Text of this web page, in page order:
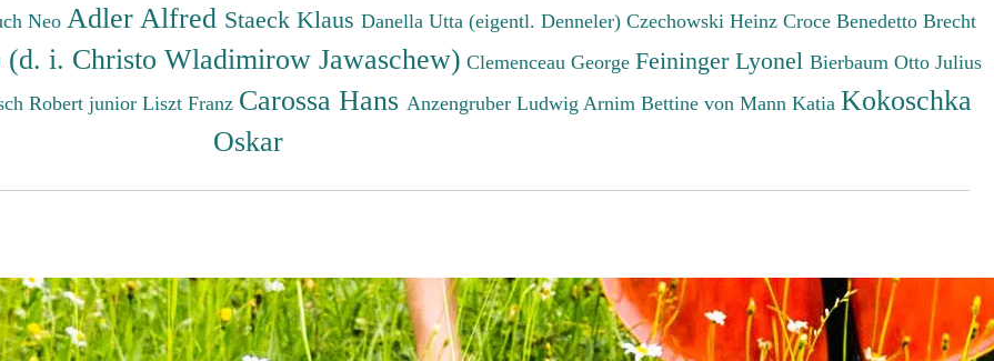
Neo Adler Alfred Staeck Klaus Danella Utta (eigentl. Denneler) Czechowski Heinz Croce Benedetto Brecht
(d. i. Christo Wladimirow Jawaschew) Clemenceau George Feininger Lyonel Bierbaum Otto Julius
Robert junior Liszt Franz Carossa Hans Anzengruber Ludwig Arnim Bettine von Mann Katia Kokoschka
Oskar